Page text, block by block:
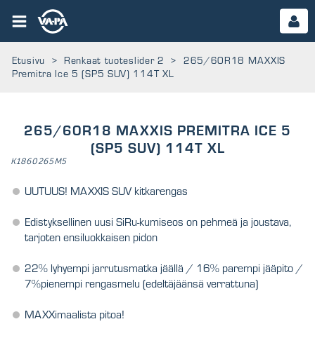
Etusivu > Renkaat tuoteslider 2 >
265/60R18 MAXXIS
Premitra Ice 5 (SP5 SUV) 114T XL
265/60R18 MAXXIS PREMITRA ICE 5
(SP5 SUV) 114T XL
K1860265M5
UUTUUS! MAXXIS SUV kitkarengas
Edistyksellinen uusi SiRu-kumiseos on pehmeä ja joustava,
tarjoten ensiluokkaisen pidon
22% lyhyempi jarrutusmatka jäällä / 16% parempi jääpito /
7%pienempi rengasmelu (edeltäjäänsä verrattuna)
MAXXimaalista pitoa!